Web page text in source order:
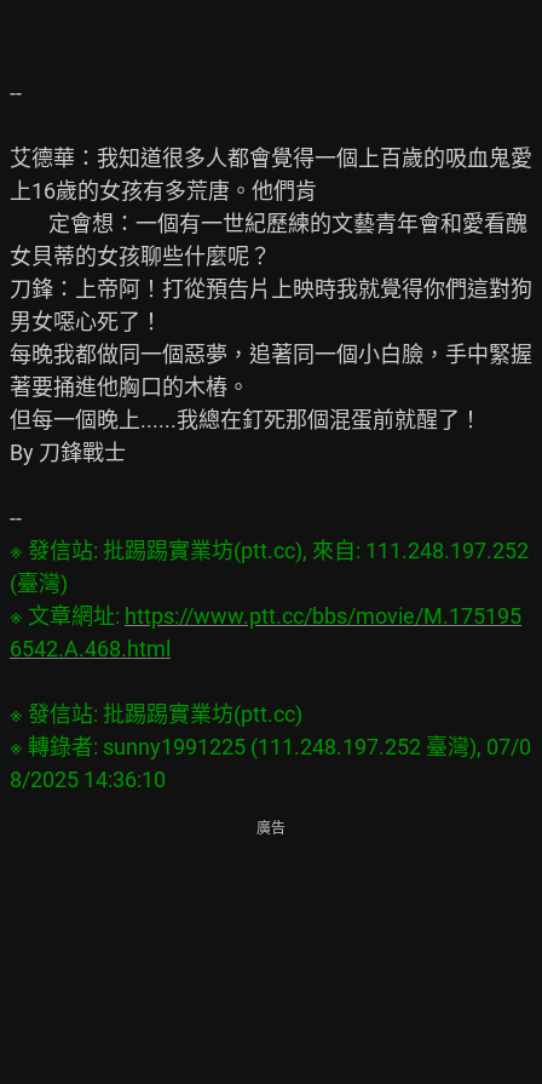
--
艾德華：我知道很多人都會覺得一個上百歲的吸血鬼愛
上16歲的女孩有多荒唐。他們肯
女貝蒂的女孩聊些什麼呢？
刀鋒：上帝阿！打從預告片上映時我就覺得你們這對狗
男女噁心死了！
每晚我都做同一個惡夢，追著同一個小白臉，手中緊握
著要捅進他胸口的木樁。
但每一個晚上......我總在釘死那個混蛋前就醒了！
By 刀鋒戰士
※ 發信站: 批踢踢實業坊(ptt.cc), 來自: 111.248.197.252
(臺灣)
※ 文章網址: https://www.ptt.cc/bbs/movie/M.175195
6542.A.468.html
※ 發信站: 批踢踢實業坊(ptt.cc)
※ 轉錄者: sunny1991225 (111.248.197.252 臺灣), 07/0
8/2025 14:36:10
廣告